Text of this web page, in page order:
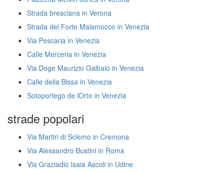
Strada bresciana in Verona
Strada del Forte Malamocco in Venezia
Via Pescaria in Venezia
Calle Merceria in Venezia
Via Doge Maurizio Galbaio in Venezia
Calle della Bissa in Venezia
Sotoportego de lOrto in Venezia
strade popolari
Via Martiri di Sclemo in Cremona
Via Alessandro Bustini in Roma
Via Graziadio Isaia Ascoli in Udine